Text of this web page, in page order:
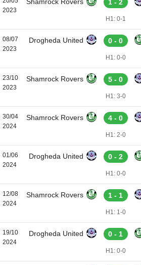
2023
1 - 2
H1: 0-1
08/07
2023
Drogheda United 0 - 0
H1: 0-0
23/10
2023
Shamrock Rovers 5 - 0
H1: 3-0
30/04
2024
Shamrock Rovers 4 - 0
H1: 2-0
01/06
2024
Drogheda United 0 - 2
H1: 0-0
12/08
2024
Shamrock Rovers 1 - 1
H1: 1-0
19/10
2024
Drogheda United 0 - 1
H1: 0-0